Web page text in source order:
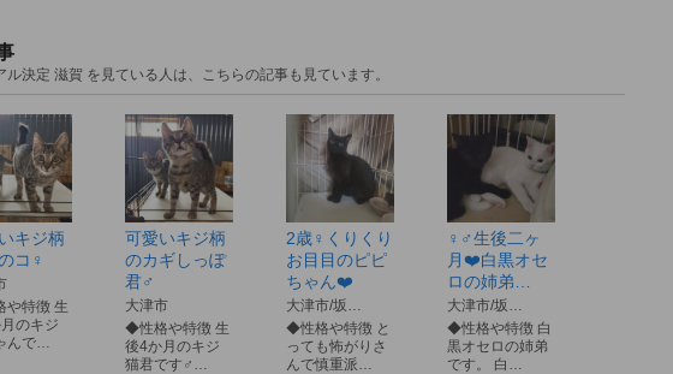
決定 滋賀 を見ている人は、こちらの記事も見ています。
キジ柄
コ♀
特徴 生
のキジ
んで…
可愛いキジ柄
のカギしっぽ
君♂
大津市
◆性格や特徴 生
後4か月のキジ
猫君です♂…
2歳♀くりくり
お目目のピピ
ちゃん❤️
大津市/坂…
◆性格や特徴 と
っても怖がりさ
んで慎重派…
♀♂生後二ヶ
月❤️白黒オセ
ロの姉弟…
大津市/坂…
◆性格や特徴 白
黒オセロの姉弟
です。 白…